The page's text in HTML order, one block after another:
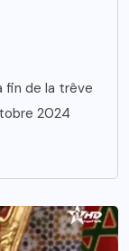
fin de la trêve
2024